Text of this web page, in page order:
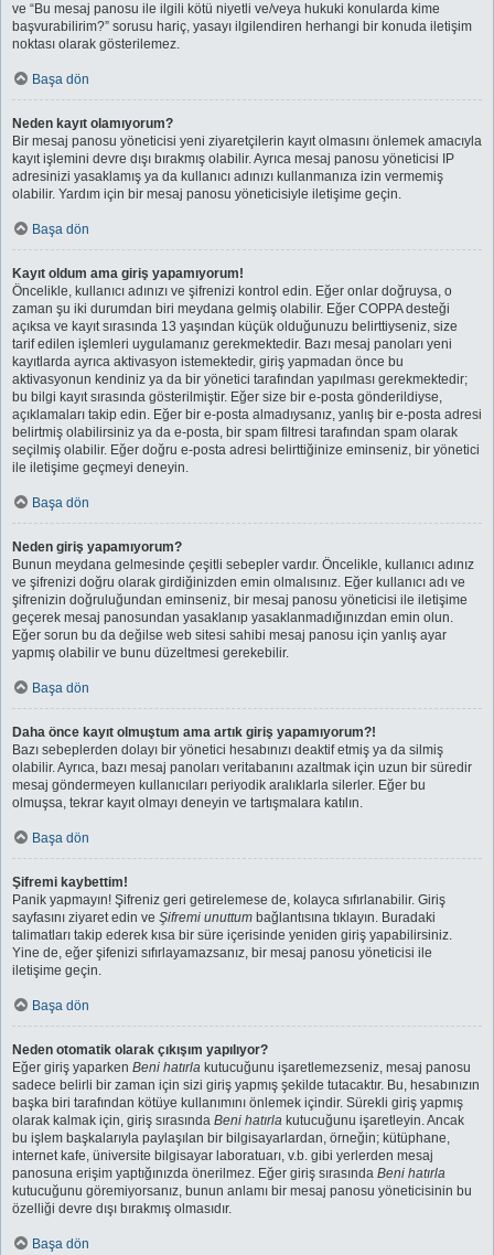
ve “Bu mesaj panosu ile ilgili kötü niyetli ve/veya hukuki konularda kime
başvurabilirim?” sorusu hariç, yasayı ilgilendiren herhangi bir konuda iletişim
noktası olarak gösterilemez.
Başa dön
Neden kayıt olamıyorum?
Bir mesaj panosu yöneticisi yeni ziyaretçilerin kayıt olmasını önlemek amacıyla
kayıt işlemini devre dışı bırakmış olabilir. Ayrıca mesaj panosu yöneticisi IP
adresinizi yasaklamış ya da kullanıcı adınızı kullanmanıza izin vermemiş
olabilir. Yardım için bir mesaj panosu yöneticisiyle iletişime geçin.
Başa dön
Kayıt oldum ama giriş yapamıyorum!
Öncelikle, kullanıcı adınızı ve şifrenizi kontrol edin. Eğer onlar doğruysa, o
zaman şu iki durumdan biri meydana gelmiş olabilir. Eğer COPPA desteği
açıksa ve kayıt sırasında 13 yaşından küçük olduğunuzu belirttiyseniz, size
tarif edilen işlemleri uygulamanız gerekmektedir. Bazı mesaj panoları yeni
kayıtlarda ayrıca aktivasyon istemektedir, giriş yapmadan önce bu
aktivasyonun kendiniz ya da bir yönetici tarafından yapılması gerekmektedir;
bu bilgi kayıt sırasında gösterilmiştir. Eğer size bir e-posta gönderildiyse,
açıklamaları takip edin. Eğer bir e-posta almadıysanız, yanlış bir e-posta adresi
belirtmiş olabilirsiniz ya da e-posta, bir spam filtresi tarafından spam olarak
seçilmiş olabilir. Eğer doğru e-posta adresi belirttiğinize eminseniz, bir yönetici
ile iletişime geçmeyi deneyin.
Başa dön
Neden giriş yapamıyorum?
Bunun meydana gelmesinde çeşitli sebepler vardır. Öncelikle, kullanıcı adınız
ve şifrenizi doğru olarak girdiğinizden emin olmalısınız. Eğer kullanıcı adı ve
şifrenizin doğruluğundan eminseniz, bir mesaj panosu yöneticisi ile iletişime
geçerek mesaj panosundan yasaklanıp yasaklanmadığınızdan emin olun.
Eğer sorun bu da değilse web sitesi sahibi mesaj panosu için yanlış ayar
yapmış olabilir ve bunu düzeltmesi gerekebilir.
Başa dön
Daha önce kayıt olmuştum ama artık giriş yapamıyorum?!
Bazı sebeplerden dolayı bir yönetici hesabınızı deaktif etmiş ya da silmiş
olabilir. Ayrıca, bazı mesaj panoları veritabanını azaltmak için uzun bir süredir
mesaj göndermeyen kullanıcıları periyodik aralıklarla silerler. Eğer bu
olmuşsa, tekrar kayıt olmayı deneyin ve tartışmalara katılın.
Başa dön
Şifremi kaybettim!
Panik yapmayın! Şifreniz geri getirelemese de, kolayca sıfırlanabilir. Giriş
sayfasını ziyaret edin ve Şifremi unuttum bağlantısına tıklayın. Buradaki
talimatları takip ederek kısa bir süre içerisinde yeniden giriş yapabilirsiniz.
Yine de, eğer şifenizi sıfırlayamazsanız, bir mesaj panosu yöneticisi ile
iletişime geçin.
Başa dön
Neden otomatik olarak çıkışım yapılıyor?
Eğer giriş yaparken Beni hatırla kutucuğunu işaretlemezseniz, mesaj panosu
sadece belirli bir zaman için sizi giriş yapmış şekilde tutacaktır. Bu, hesabınızın
başka biri tarafından kötüye kullanımını önlemek içindir. Sürekli giriş yapmış
olarak kalmak için, giriş sırasında Beni hatırla kutucuğunu işaretleyin. Ancak
bu işlem başkalarıyla paylaşılan bir bilgisayarlardan, örneğin; kütüphane,
internet kafe, üniversite bilgisayar laboratuarı, v.b. gibi yerlerden mesaj
panosuna erişim yaptığınızda önerilmez. Eğer giriş sırasında Beni hatırla
kutucuğunu göremiyorsanız, bunun anlamı bir mesaj panosu yöneticisinin bu
özelliği devre dışı bırakmış olmasıdır.
Başa dön